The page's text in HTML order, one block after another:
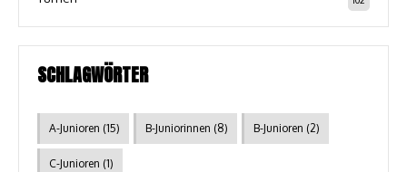
SCHLAGWÖRTER
A-Junioren (15) B-Juniorinnen (8) B-Junioren (2)
C-Junioren (1)